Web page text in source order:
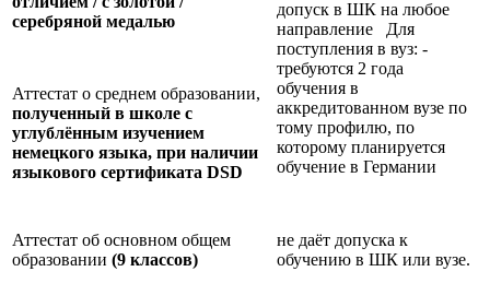
серебряной медалью
допуск в ШК на любое
направление Для
поступления в вуз: -
требуются 2 года
обучения в
аккредитованном вузе по
тому профилю, по
которому планируется
обучение в Германии
Аттестат о среднем образовании,
полученный в школе с
углублённым изучением
немецкого языка, при наличии
языкового сертификата DSD
Аттестат об основном общем
образовании (9 классов)
не даёт допуска к
обучению в ШК или вузе.